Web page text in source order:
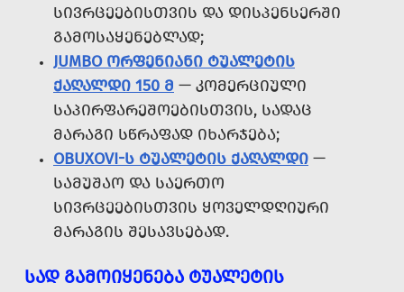
ᲡᲘᲕᲠᲪᲔᲔᲑᲘᲡᲗᲕᲘᲡ ᲓᲐ ᲓᲘᲡᲞᲔᲜᲡᲔᲠᲨᲘ
ᲒᲐᲛᲝᲡᲐᲧᲔᲜᲔᲑᲚᲐᲓ;
JUMBO ᲝᲠᲤᲔᲜᲘᲐᲜᲘ ᲢᲣᲐᲚᲔᲢᲘᲡ
ᲥᲐᲦᲐᲚᲓᲘ 150 Მ — ᲙᲝᲛᲔᲠᲪᲘᲣᲚᲘ
ᲡᲐᲞᲘᲠᲤᲐᲠᲔᲨᲝᲔᲑᲘᲡᲗᲕᲘᲡ, ᲡᲐᲓᲐᲪ
ᲛᲐᲠᲐᲒᲘ ᲡᲬᲠᲐᲤᲐᲓ ᲘᲮᲐᲠᲯᲔᲑᲐ;
OBUXOVI-Ს ᲢᲣᲐᲚᲔᲢᲘᲡ ᲥᲐᲦᲐᲚᲓᲘ —
ᲡᲐᲛᲣᲨᲐᲝ ᲓᲐ ᲡᲐᲔᲠᲗᲝ
ᲡᲘᲕᲠᲪᲔᲔᲑᲘᲡᲗᲕᲘᲡ ᲧᲝᲕᲔᲚᲓᲦᲘᲣᲠᲘ
ᲛᲐᲠᲐᲒᲘᲡ ᲨᲔᲡᲐᲕᲡᲔᲑᲐᲓ.
ᲡᲐᲓ ᲒᲐᲛᲝᲘᲧᲔᲜᲔᲑᲐ ᲢᲣᲐᲚᲔᲢᲘᲡ